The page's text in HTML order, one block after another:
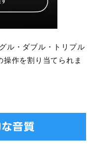
ル・ダブル・トリプル
作を割り当てられま
音質